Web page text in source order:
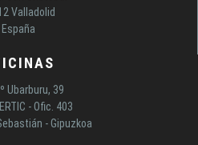
Valladolid
España
Ubarburu, 39
- Ofic. 403
- Gipuzkoa